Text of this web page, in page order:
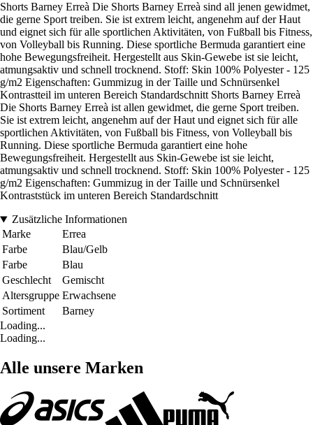
Shorts Barney Erreà Die Shorts Barney Erreà sind all jenen gewidmet,
die gerne Sport treiben. Sie ist extrem leicht, angenehm auf der Haut
und eignet sich für alle sportlichen Aktivitäten, von Fußball bis Fitness,
von Volleyball bis Running. Diese sportliche Bermuda garantiert eine
hohe Bewegungsfreiheit. Hergestellt aus Skin-Gewebe ist sie leicht,
atmungsaktiv und schnell trocknend. Stoff: Skin 100% Polyester - 125
g/m2 Eigenschaften: Gummizug in der Taille und Schnürsenkel
Kontrastteil im unteren Bereich Standardschnitt Shorts Barney Erreà
Die Shorts Barney Erreà ist allen gewidmet, die gerne Sport treiben.
Sie ist extrem leicht, angenehm auf der Haut und eignet sich für alle
sportlichen Aktivitäten, von Fußball bis Fitness, von Volleyball bis
Running. Diese sportliche Bermuda garantiert eine hohe
Bewegungsfreiheit. Hergestellt aus Skin-Gewebe ist sie leicht,
atmungsaktiv und schnell trocknend. Stoff: Skin 100% Polyester - 125
g/m2 Eigenschaften: Gummizug in der Taille und Schnürsenkel
Kontraststück im unteren Bereich Standardschnitt
Zusätzliche Informationen
Marke
Errea
Farbe
Blau/Gelb
Farbe
Blau
Geschlecht
Gemischt
Altersgruppe Erwachsene
Sortiment
Barney
Loading...
Loading...
Alle unsere Marken